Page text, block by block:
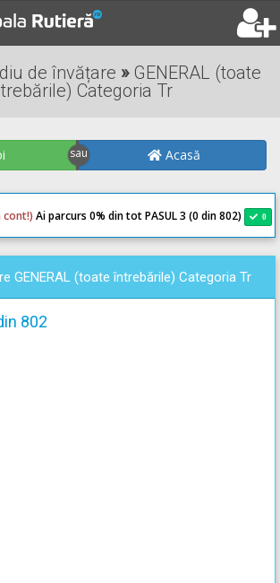
de învățare »GENERAL (toate
Categoria Tr
Acasă
cont!) Ai parcurs 0% din tot PASUL 3 (0 din 802) 0
GENERAL (toate întrebările) Categoria Tr
802